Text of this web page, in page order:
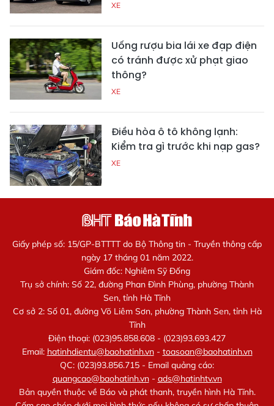
XE
Uống rượu bia lái xe đạp điện
có tránh được xử phạt giao
thông?
XE
Điều hòa ô tô không lạnh:
Kiểm tra gì trước khi nạp gas?
XE
Giấy phép số: 15/GP-BTTTT do Bộ Thông tin - Truyền thông cấp
ngày 17 tháng 01 năm 2022.
Giám đốc: Nghiêm Sỹ Đống
Trụ sở chính: Số 22, đường Phan Đình Phùng, phường Thành
Sen, tỉnh Hà Tĩnh
Cơ sở 2: Số 01, đường Võ Liêm Sơn, phường Thành Sen, tỉnh Hà
Tĩnh
Điện thoại: (023)95.858.608 - (023)93.693.427
Email: hatinhdientu@baohatinh.vn- toasoan@baohatinh.vn
QC: (023)93.856.715 - Email quảng cáo:
quangcao@baohatinh.vn- ads@hatinhtv.vn
Bản quyền thuộc về Báo và phát thanh, truyền hình Hà Tĩnh.